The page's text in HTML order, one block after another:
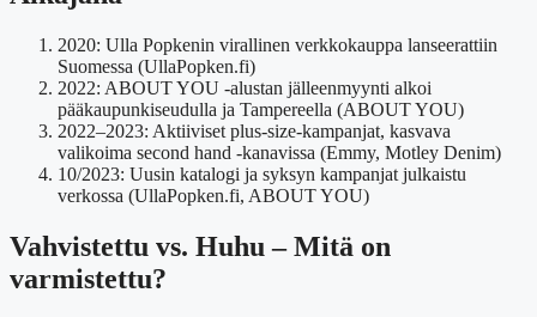
2020: Ulla Popkenin virallinen verkkokauppa lanseerattiin
Suomessa (UllaPopken.fi)
2022: ABOUT YOU -alustan jälleenmyynti alkoi
pääkaupunkiseudulla ja Tampereella (ABOUT YOU)
2022–2023: Aktiiviset plus-size-kampanjat, kasvava
valikoima second hand -kanavissa (Emmy, Motley Denim)
10/2023: Uusin katalogi ja syksyn kampanjat julkaistu
verkossa (UllaPopken.fi, ABOUT YOU)
Vahvistettu vs. Huhu – Mitä on
varmistettu?